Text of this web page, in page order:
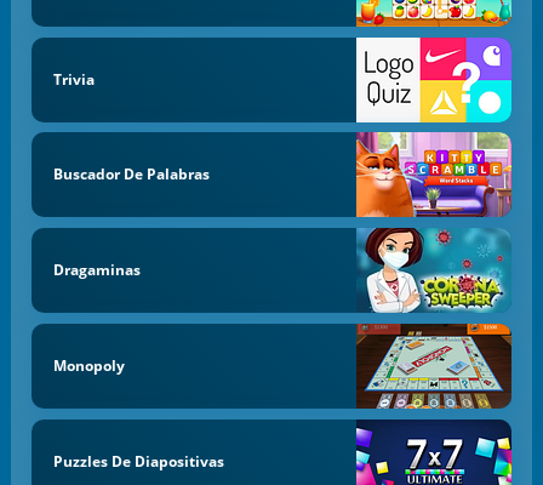
Trivia
Buscador De Palabras
Dragaminas
Monopoly
Puzzles De Diapositivas